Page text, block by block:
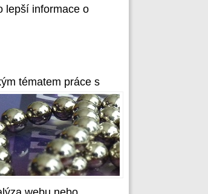
lepší informace o
tématem práce s